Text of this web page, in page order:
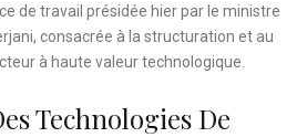
de travail présidée hier par le ministre
consacrée à la structuration et au
à haute valeur technologique.
Technologies De